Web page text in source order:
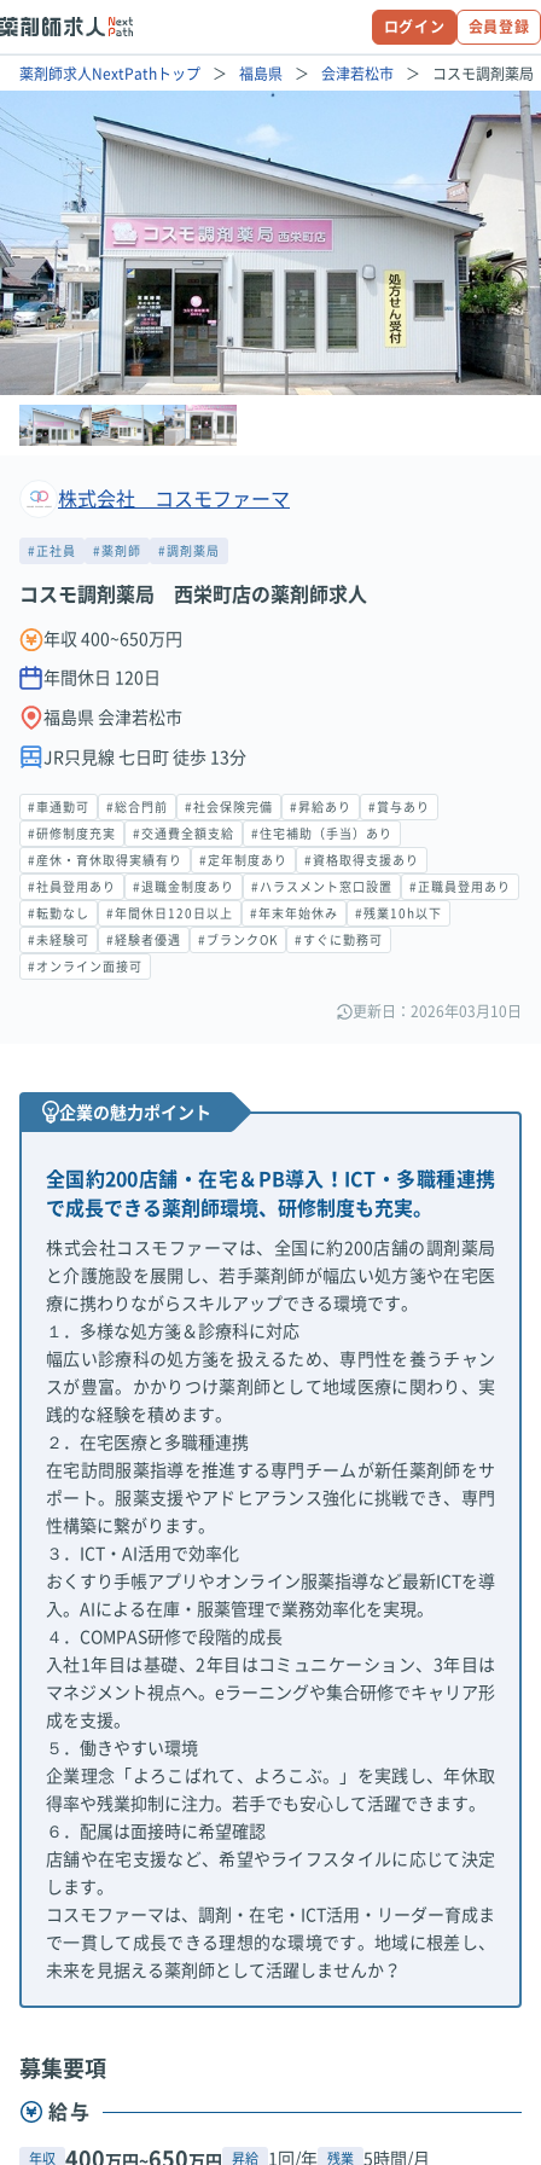
ログイン 会員登録
薬剤師求人NextPathトップ 福島県 会津若松市 コスモ調剤薬
株式会社 コスモファーマ
#正社員 #薬剤師 #調剤薬局
コスモ調剤薬局 西栄町店の薬剤師求人
年収 400~650万円
年間休日 120 日
福島県 会津若松市
JR只見線 七日町 徒歩 13分
#車通勤可 #総合門前 #社会保険完備 #昇給あり #賞与あり
#研修制度充実 #交通費全額支給 #住宅補助（手当）あり
#産休・育休取得実績有り #定年制度あり #資格取得支援あり
#社員登用あり #退職金制度あり #ハラスメント窓口設置 #正職員登用あり
#転勤なし #年間休日120日以上 #年末年始休み #残業10h以下
#未経験可 #経験者優遇 #ブランクOK #すぐに勤務可
#オンライン面接可
更新日：2026年03月10日
企業の魅力ポイント
全国約200店舗・在宅＆PB導入！ICT・多職種連携
で成長できる薬剤師環境、研修制度も充実。
株式会社コスモファーマは、全国に約200店舗の調剤薬局
と介護施設を展開し、若手薬剤師が幅広い処方箋や在宅医
療に携わりながらスキルアップできる環境です。
１．多様な処方箋＆診療科に対応
幅広い診療科の処方箋を扱えるため、専門性を養うチャン
スが豊富。かかりつけ薬剤師として地域医療に関わり、実
践的な経験を積めます。
２．在宅医療と多職種連携
在宅訪問服薬指導を推進する専門チームが新任薬剤師をサ
ポート。服薬支援やアドヒアランス強化に挑戦でき、専門
性構築に繋がります。
３．ICT・AI活用で効率化
おくすり手帳アプリやオンライン服薬指導など最新ICTを導
入。AIによる在庫・服薬管理で業務効率化を実現。
４．COMPAS研修で段階的成長
入社1年目は基礎、2年目はコミュニケーション、3年目は
マネジメント視点へ。eラーニングや集合研修でキャリア形
成を支援。
５．働きやすい環境
企業理念「よろこばれて、よろこぶ。」を実践し、年休取
得率や残業抑制に注力。若手でも安心して活躍できます。
６．配属は面接時に希望確認
店舗や在宅支援など、希望やライフスタイルに応じて決定
します。
コスモファーマは、調剤・在宅・ICT活用・リーダー育成ま
で一貫して成長できる理想的な環境です。地域に根差し、
未来を見据える薬剤師として活躍しませんか？
募集要項
給与
年収 400万円~650万円 昇給 1回/年 残業 5時間/月